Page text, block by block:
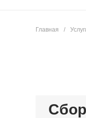
Главная /